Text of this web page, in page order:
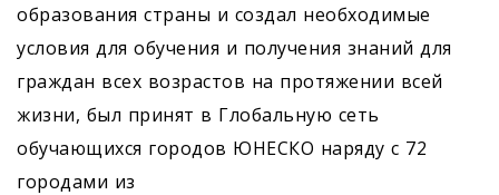
образования страны и создал необходимые
условия для обучения и получения знаний для
граждан всех возрастов на протяжении всей
жизни, был принят в Глобальную сеть
обучающихся городов ЮНЕСКО наряду с 72
городами из